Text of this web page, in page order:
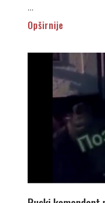
...
Opširnije